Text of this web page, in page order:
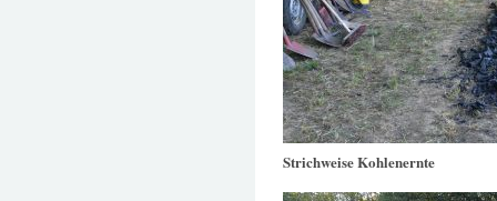
Strichweise Kohlenernte